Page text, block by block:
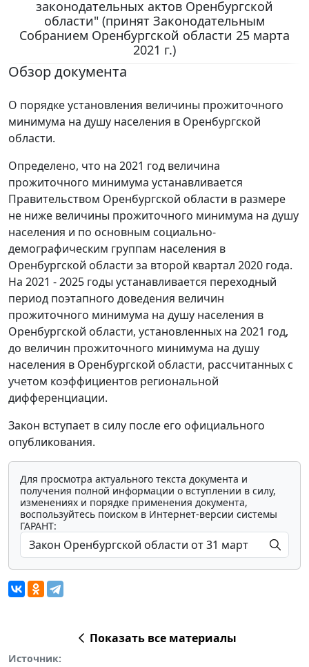
законодательных актов Оренбургской
области" (принят Законодательным
Собранием Оренбургской области 25 марта
2021 г.)
Обзор документа
О порядке установления величины прожиточного
минимума на душу населения в Оренбургской
области.
Определено, что на 2021 год величина
прожиточного минимума устанавливается
Правительством Оренбургской области в размере
не ниже величины прожиточного минимума на душу
населения и по основным социально-
демографическим группам населения в
Оренбургской области за второй квартал 2020 года.
На 2021 - 2025 годы устанавливается переходный
период поэтапного доведения величин
прожиточного минимума на душу населения в
Оренбургской области, установленных на 2021 год,
до величин прожиточного минимума на душу
населения в Оренбургской области, рассчитанных с
учетом коэффициентов региональной
дифференциации.
Закон вступает в силу после его официального
опубликования.
Для просмотра актуального текста документа и
получения полной информации о вступлении в силу,
изменениях и порядке применения документа,
воспользуйтесь поиском в Интернет-версии системы
ГАРАНТ:
Показать все материалы
Источник: